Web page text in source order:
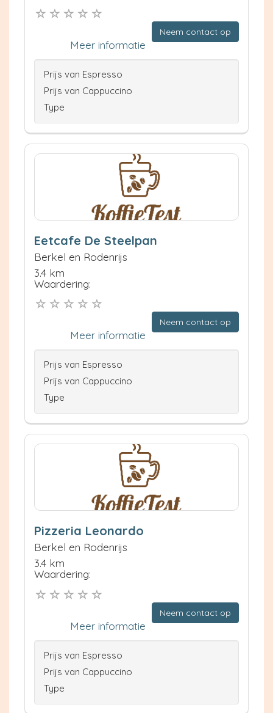
Neem contact op
Meer informatie
Prijs van Espresso
Prijs van Cappuccino
Type
Eetcafe De Steelpan
Berkel en Rodenrijs
3.4 km
Waardering:
Neem contact op
Meer informatie
Prijs van Espresso
Prijs van Cappuccino
Type
Pizzeria Leonardo
Berkel en Rodenrijs
3.4 km
Waardering:
Neem contact op
Meer informatie
Prijs van Espresso
Prijs van Cappuccino
Type